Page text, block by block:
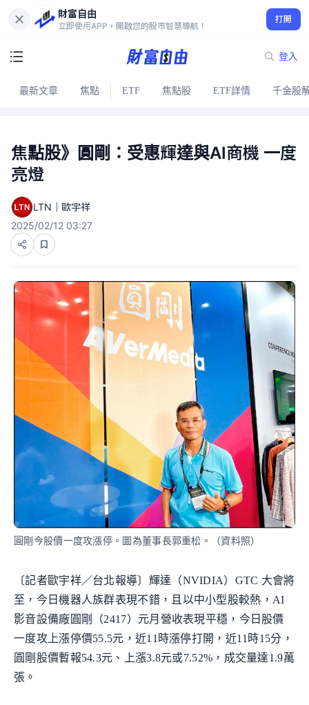
財富自由
立即使用APP，開啟您的股市智慧導航！
打開
登入
最新文章 焦點 ETF 焦點股 ETF詳情 千金股
焦點股》圓剛：受惠輝達與AI商機 一度
亮燈
LTN｜歐宇祥
2025/02/12 03:27
圓剛今股價一度攻漲停。圖為董事長郭重松。（資料照）
〔記者歐宇祥／台北報導〕輝達（NVIDIA）GTC 大會將
至，今日機器人族群表現不錯，且以中小型股較熱，AI
影音設備廠圓剛（2417）元月營收表現平穩，今日股價
一度攻上漲停價55.5元，近11時漲停打開，近11時15分，
圓剛股價暫報54.3元、上漲3.8元或7.52%，成交量達1.9萬
張。